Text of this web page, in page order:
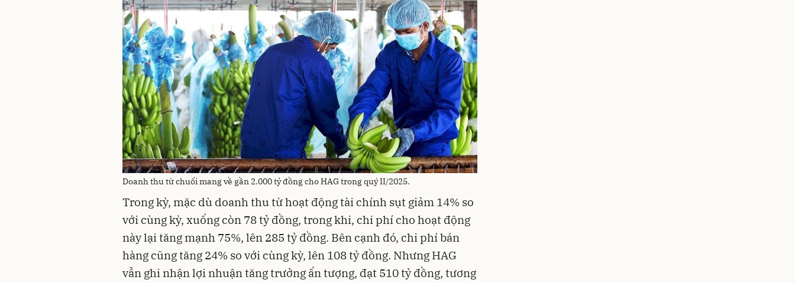
Doanh thu từ chuối mang về gần 2.000 tỷ đồng cho HAG trong quý II/2025.
Trong kỳ, mặc dù doanh thu từ hoạt động tài chính sụt giảm 14% so
với cùng kỳ, xuống còn 78 tỷ đồng, trong khi, chi phí cho hoạt động
này lại tăng mạnh 75%, lên 285 tỷ đồng. Bên cạnh đó, chi phí bán
hàng cũng tăng 24% so với cùng kỳ, lên 108 tỷ đồng. Nhưng HAG
vẫn ghi nhận lợi nhuận tăng trưởng ấn tượng, đạt 510 tỷ đồng, tương